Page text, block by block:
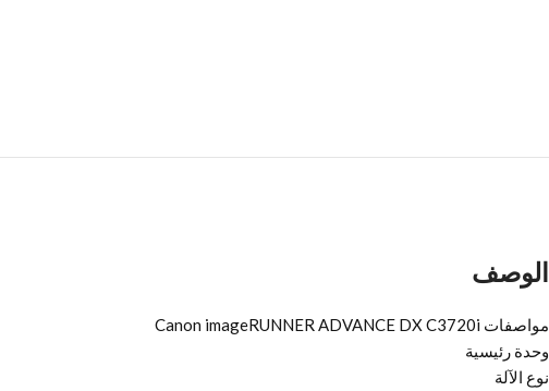
الوصف
مواصفات Canon imageRUNNER ADVANCE DX C3720i
وحدة رئيسية
نوع الآلة